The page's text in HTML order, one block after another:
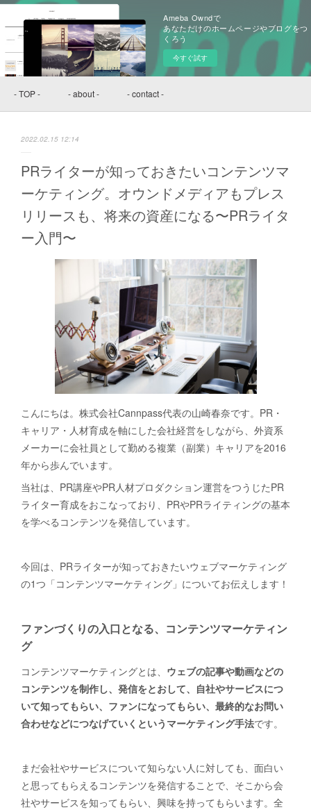
Ameba Owndで
あなただけのホームページやブログをつ
くろう
今すぐ試す
- TOP - - about - - contact -
2022.02.15 12:14
PRライターが知っておきたいコンテンツマ
ーケティング。オウンドメディアもプレス
リリースも、将来の資産になる〜PRライタ
ー入門〜
こんにちは。株式会社Cannpass代表の山崎春奈です。PR・
キャリア・人材育成を軸にした会社経営をしながら、外資系
メーカーに会社員として勤める複業（副業）キャリアを2016
年から歩んでいます。
当社は、PR講座やPR人材プロダクション運営をつうじたPR
ライター育成をおこなっており、PRやPRライティングの基本
を学べるコンテンツを発信しています。
今回は、PRライターが知っておきたいウェブマーケティング
の1つ「コンテンツマーケティング」についてお伝えします！
ファンづくりの入口となる、コンテンツマーケティン
グ
コンテンツマーケティングとは、 ウェブの記事や動画などの
コンテンツを制作し、発信をとおして、自社やサービスにつ
いて知ってもらい、ファンになってもらい、最終的なお問い
合わせなどにつなげていくというマーケティング手法です。
まだ会社やサービスについて知らない人に対しても、面白い
と思ってもらえるコンテンツを発信することで、そこから会
社やサービスを知ってもらい、興味を持ってもらいます。全